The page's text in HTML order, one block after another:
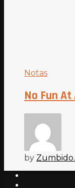
Notas
No Fun
by